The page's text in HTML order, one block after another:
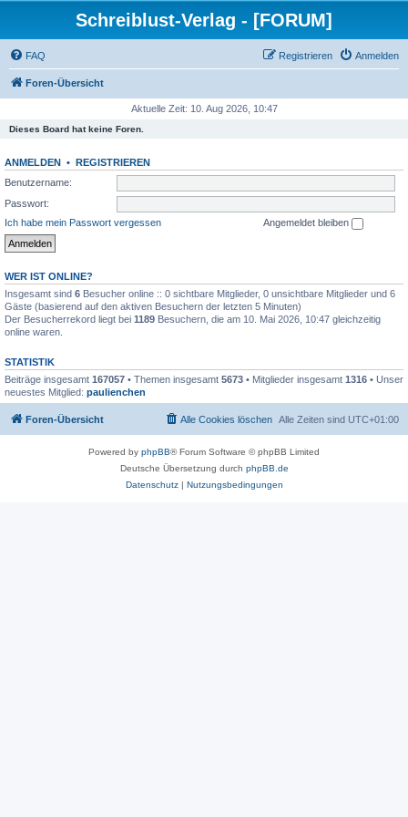
Schreiblust-Verlag - [FORUM]
FAQ Anmelden
Registrieren
Foren-Übersicht
Aktuelle Zeit: 10. Aug 2026, 10:47
Dieses Board hat keine Foren.
ANMELDEN • REGISTRIEREN
Benutzername:
Passwort:
Ich habe mein Passwort vergessen
Angemeldet bleiben
WER IST ONLINE?
Insgesamt sind 6 Besucher online :: 0 sichtbare Mitglieder, 0 unsichtbare Mitglieder und 6
Gäste (basierend auf den aktiven Besuchern der letzten 5 Minuten)
Der Besucherrekord liegt bei 1189 Besuchern, die am 10. Mai 2026, 10:47 gleichzeitig
online waren.
STATISTIK
Beiträge insgesamt 167057 • Themen insgesamt 5673 • Mitglieder insgesamt 1316 • Unser
neuestes Mitglied: paulienchen
Foren-Übersicht Alle Zeiten sind UTC+01:00
Alle Cookies löschen
Powered by phpBB® Forum Software © phpBB Limited
Deutsche Übersetzung durch phpBB.de
Datenschutz| Nutzungsbedingungen